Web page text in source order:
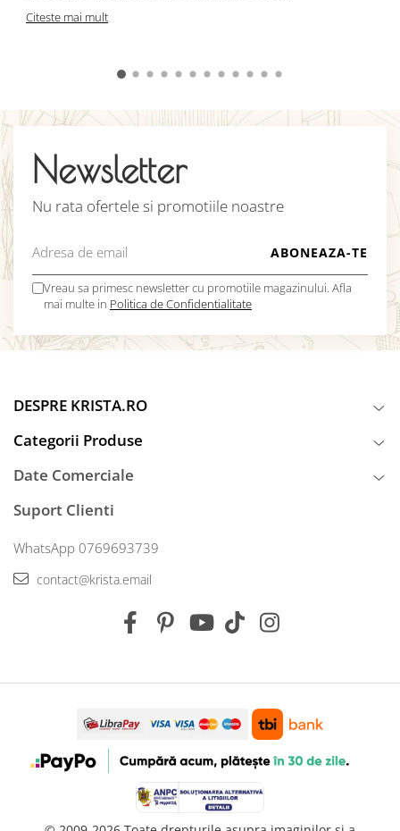
Citeste mai mult
Newsletter
Nu rata ofertele si promotiile noastre
Vreau sa primesc newsletter cu promotiile magazinului. Afla
mai multe in Politica de Confidentialitate
DESPRE KRISTA.RO
Categorii Produse
Date Comerciale
Suport Clienti
WhatsApp 0769693739
contact@krista.email